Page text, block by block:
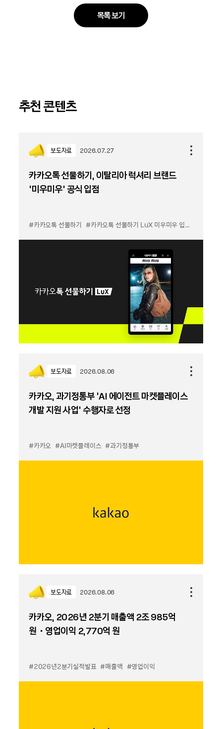
목록 보기
추천 콘텐츠
보도자료 2026.07.27
카카오톡 선물하기, 이탈리아 럭셔리 브랜드
'미우미우' 공식 입점
#카카오톡 선물하기 #카카오톡 선물하기 LuX 미우미우 입점
보도자료 2026.08.06
카카오, 과기정통부 ‘AI 에이전트 마켓플레이스
개발 지원 사업’ 수행자로 선정
#카카오 #AI마켓플레이스 #과기정통부
보도자료 2026.08.06
카카오, 2026년 2분기 매출액 2조 985억
원・영업이익 2,770억 원
#2026년2분기실적발표 #매출액 #영업이익